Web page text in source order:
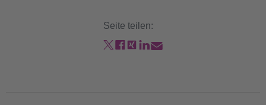
Seite teilen: